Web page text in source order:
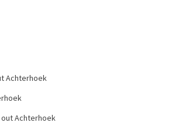
Achterhoek
Achterhoek